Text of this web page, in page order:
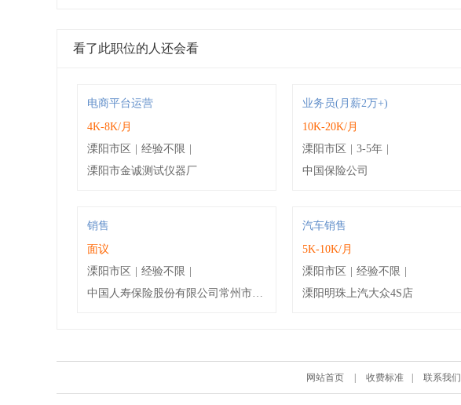
看了此职位的人还会看
电商平台运营
4K-8K/月
溧阳市区
经验不限
溧阳市金诚测试仪器厂
业务员(月薪2万+)
10K-20K/月
溧阳市区
3-5年
中国保险公司
销售
面议
溧阳市区
经验不限
中国人寿保险股份有限公司常州市公司溧阳支公司
汽车销售
5K-10K/月
溧阳市区
经验不限
溧阳明珠上汽大众4S店
网站首页 收费标准 联系我们